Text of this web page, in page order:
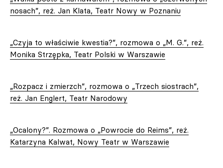
nosach”, reż. Jan Klata, Teatr Nowy w Poznaniu
„Czyja to właściwie kwestia?”, rozmowa o „M. G.”, reż.
Monika Strzępka, Teatr Polski w Warszawie
„Rozpacz i zmierzch”, rozmowa o „Trzech siostrach”,
reż. Jan Englert, Teatr Narodowy
„Ocalony?”. Rozmowa o „Powrocie do Reims”, reż.
Katarzyna Kalwat, Nowy Teatr w Warszawie